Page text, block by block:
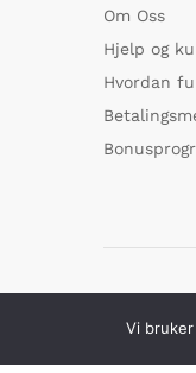
Om Oss
Hjelp og
Hvordan
©
Vi